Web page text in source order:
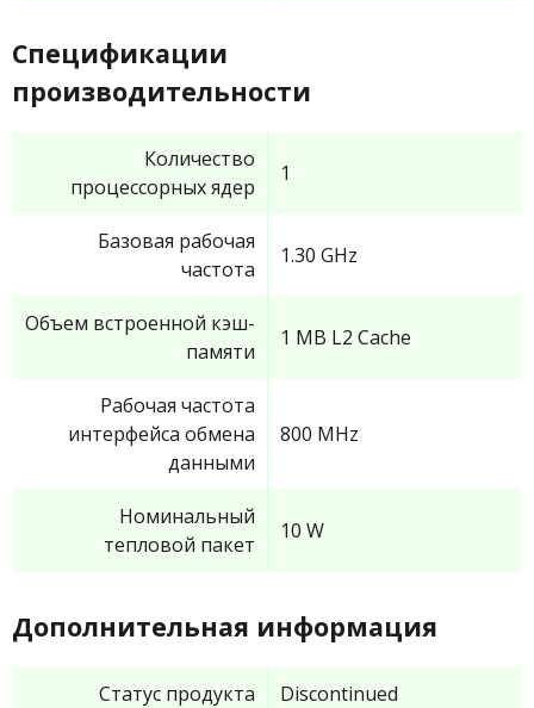
Спецификации
производительности
Количество
процессорных ядер
1
Базовая рабочая
частота
1.30 GHz
Объем встроенной кэш-
памяти
1 MB L2 Cache
Рабочая частота
интерфейса обмена
данными
800 MHz
Номинальный
тепловой пакет
10 W
Дополнительная информация
Статус продукта Discontinued